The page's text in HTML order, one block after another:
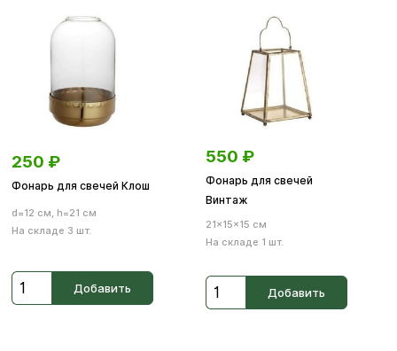
250 ₽
Фонарь для свечей Клош
d=12 см, h=21 см
На складе 3 шт.
Добавить
550 ₽
Фонарь для свечей
Винтаж
21×15×15 см
На складе 1 шт.
Добавить